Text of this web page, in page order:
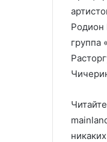
Родион
группа